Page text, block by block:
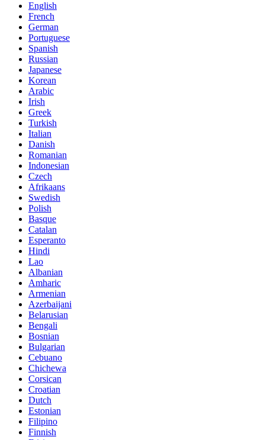
English
French
German
Portuguese
Spanish
Russian
Japanese
Korean
Arabic
Irish
Greek
Turkish
Italian
Danish
Romanian
Indonesian
Czech
Afrikaans
Swedish
Polish
Basque
Catalan
Esperanto
Hindi
Lao
Albanian
Amharic
Armenian
Azerbaijani
Belarusian
Bengali
Bosnian
Bulgarian
Cebuano
Chichewa
Corsican
Croatian
Dutch
Estonian
Filipino
Finnish